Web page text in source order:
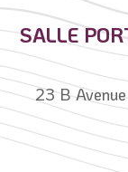
SALLE
23 B Avenue